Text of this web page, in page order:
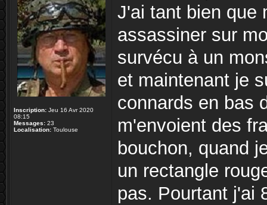
Inscription: Jeu 16 Avr 2020
08:15
Messages: 23
Localisation: Toulouse
J'ai tant bien que
assassiner sur
survécu à un
et maintenant je
connards en bas
m'envoient des
bouchon, quand
un rectangle
pas. Pourtant j'ai